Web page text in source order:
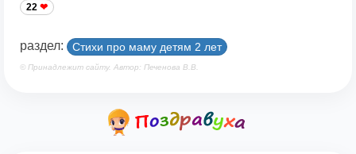
22
раздел: Стихи про маму детям 2 лет
© Принадлежит сайту. Автор: Печенова В.В.